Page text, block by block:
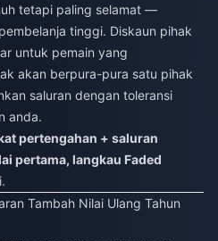
tetapi paling selamat —
tinggi. Diskaun pihak
untuk pemain yang
akan berpura-pura satu pihak
saluran dengan toleransi
anda.
pertengahan + saluran
pertama, langkau Faded
Tambah Nilai Ulang Tahun